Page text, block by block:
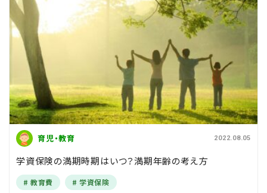
育児・教育 2022.08.05
学資保険の満期時期はいつ？満期年齢の考え方
教育費 学資保険